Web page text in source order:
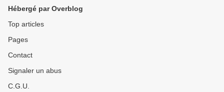
Hébergé par Overblog
Top articles
Pages
Contact
Signaler un abus
C.G.U.